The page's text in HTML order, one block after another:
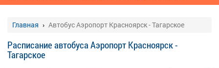
Главная Автобус Аэропорт Красноярск - Тагарское
Расписание автобуса Аэропорт Красноярск -
Тагарское